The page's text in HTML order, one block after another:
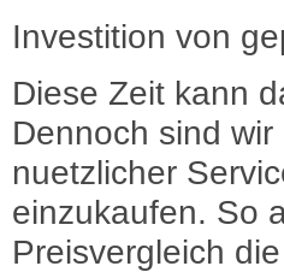
Investition von
Diese Zeit kann
Dennoch sind
nuetzlicher
einzukaufen. So
Preisvergleich